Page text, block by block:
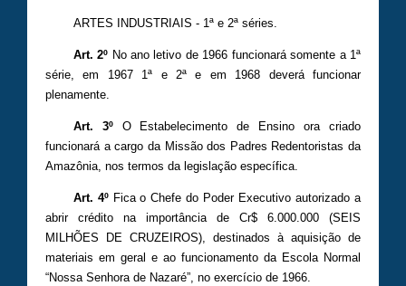
ARTES INDUSTRIAIS - 1ª e 2ª séries.
Art. 2º No ano letivo de 1966 funcionará somente a 1ª
série, em 1967 1ª e 2ª e em 1968 deverá funcionar
plenamente.
Art. 3ºO Estabelecimento de Ensino ora criado
funcionará a cargo da Missão dos Padres Redentoristas da
Amazônia, nos termos da legislação específica.
Art. 4ºFica o Chefe do Poder Executivo autorizado a
abrir crédito na importância de Cr$ 6.000.000 (SEIS
MILHÕES DE CRUZEIROS), destinados à aquisição de
materiais em geral e ao funcionamento da Escola Normal
“Nossa Senhora de Nazaré”, no exercício de 1966.